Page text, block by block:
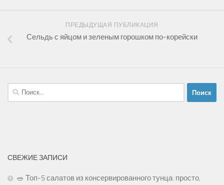
ПРЕДЫДУЩАЯ ПУБЛИКАЦИЯ
Сельдь с яйцом и зеленым горошком по-корейски
Найти:
СВЕЖИЕ ЗАПИСИ
🥗 Топ-5 салатов из консервированного тунца: просто,